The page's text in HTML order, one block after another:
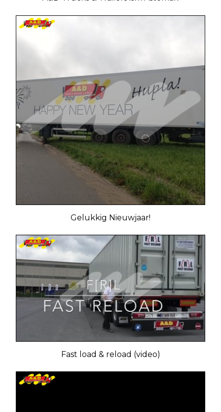
Gelukkig Nieuwjaar!
Fast load & reload (video)